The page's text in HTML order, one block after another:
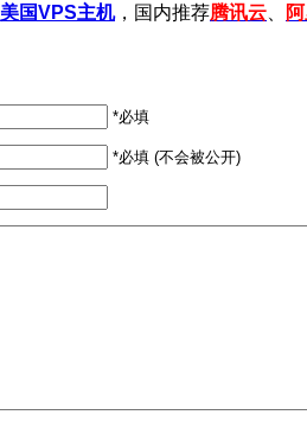
美国VPS主机，国内推荐腾讯云
*必填
*必填 (不会被公开)